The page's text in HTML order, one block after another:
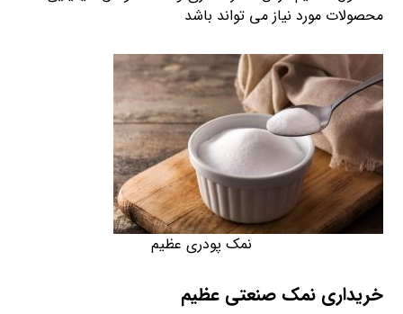
محصولات مورد نیاز می تواند باشد
نمک پودری عظیم
خریداری نمک صنعتی عظیم